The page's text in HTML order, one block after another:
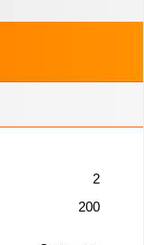
2
200